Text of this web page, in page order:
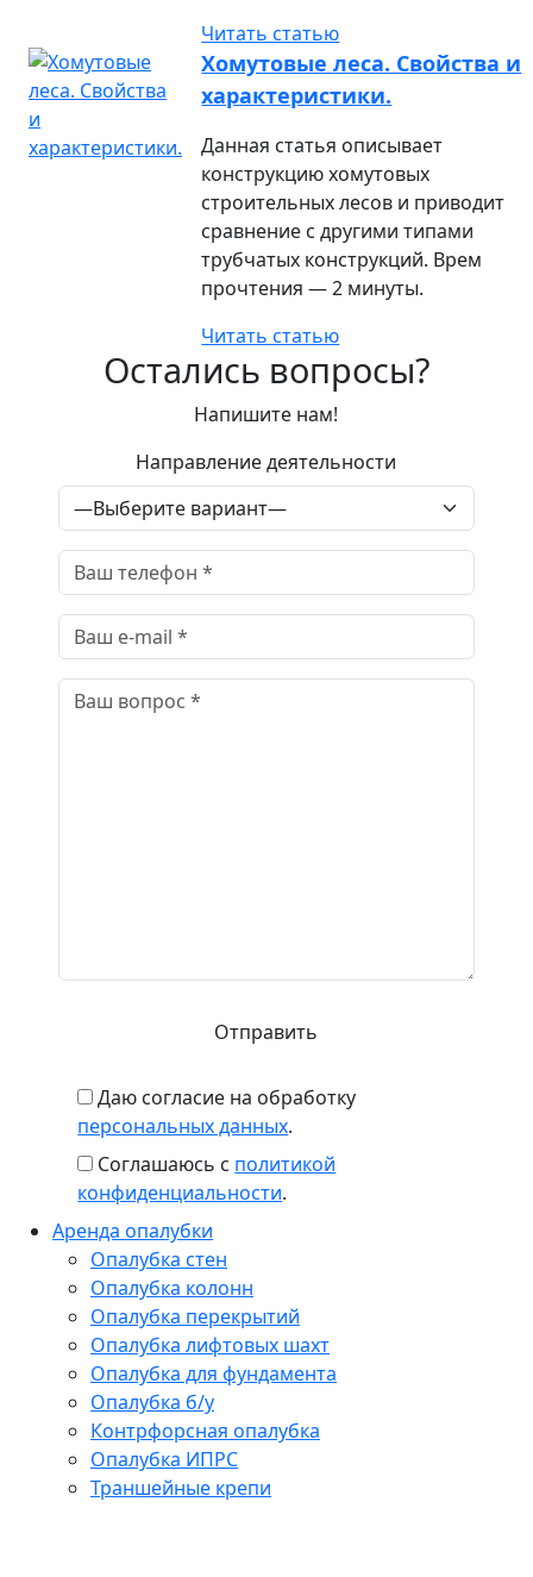
Читать статью
Хомутовые леса. Свойства и
характеристики.
Данная статья описывает
конструкцию хомутовых
строительных лесов и приводит
сравнение с другими типами
трубчатых конструкций. Врем
прочтения — 2 минуты.
Читать статью
Остались вопросы?
Напишите нам!
Направление деятельности
Даю согласие на обработку
персональных данных.
Соглашаюсь с политикой
конфиденциальности.
Аренда опалубки
Опалубка стен
Опалубка колонн
Опалубка перекрытий
Опалубка лифтовых шахт
Опалубка для фундамента
Опалубка б/у
Контрфорсная опалубка
Опалубка ИПРС
Траншейные крепи